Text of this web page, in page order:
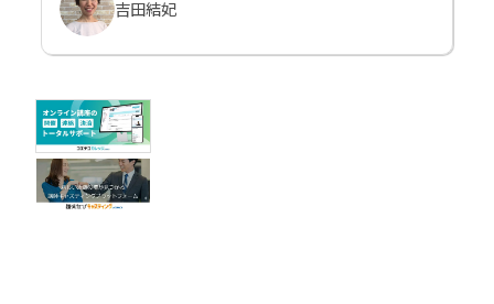
吉田結妃